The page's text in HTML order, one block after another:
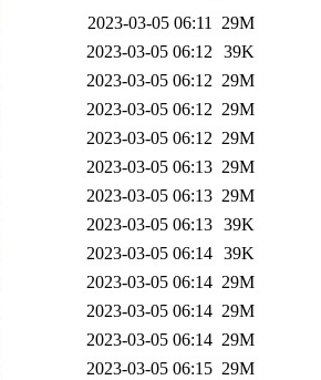
2023-03-05 06:11 29M
2023-03-05 06:12 39K
2023-03-05 06:12 29M
2023-03-05 06:12 29M
2023-03-05 06:12 29M
2023-03-05 06:13 29M
2023-03-05 06:13 29M
2023-03-05 06:13 39K
2023-03-05 06:14 39K
2023-03-05 06:14 29M
2023-03-05 06:14 29M
2023-03-05 06:14 29M
2023-03-05 06:15 29M